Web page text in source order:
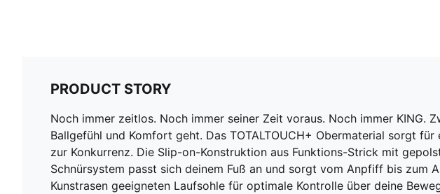
PRODUCT STORY
Noch immer zeitlos. Noch immer seiner Zeit voraus. Noch immer KING.
Ballgefühl und Komfort geht. Das TOTALTOUCH+ Obermaterial sorgt
zur Konkurrenz. Die Slip-on-Konstruktion aus Funktions-Strick mit
Schnürsystem passt sich deinem Fuß an und sorgt vom Anpfiff bis
Kunstrasen geeigneten Laufsohle für optimale Kontrolle über deine